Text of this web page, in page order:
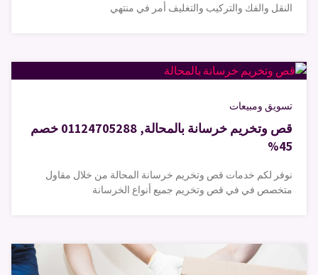
النقل والفك والتركيب والتغليف أمر في منتهي
تسويق ومبيعات
قص وتخريم خرسانة بالمحالة, 01124705288 خصم
45%
نوفر لكم خدمات قص وتخريم خرسانة المحالة من خلال مقاول
متخصص في في قص وتخريم جميع أنواع الخرسانة